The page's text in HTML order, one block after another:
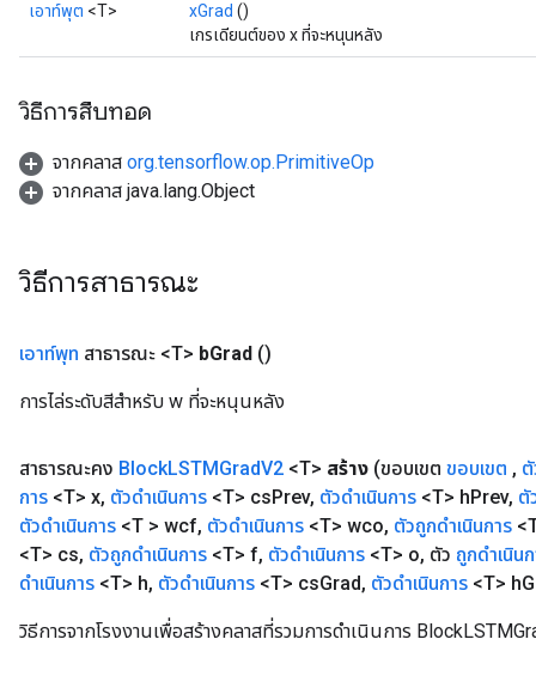
เอาท์พุต <T> xGrad ()
เกรเดียนต์ของ x ที่จะหนุนหลัง
วิธีการสืบทอด
จากคลาส org.tensorflow.op.PrimitiveOp
จากคลาส java.lang.Object
วิธีการสาธารณะ
เอาท์พุท สาธารณะ <T> bGrad ()
การไล่ระดับสีสำหรับ w ที่จะหนุนหลัง
สาธารณะคง BlockLSTMGradV2 <T> สร้าง (ขอบเขต ขอบเขต , ตั
การ <T> x, ตัวดำเนินการ <T> csPrev, ตัวดำเนินการ <T> hPrev, ตั
ตัวดำเนินการ <T > wcf, ตัวดำเนินการ <T> wco, ตัวถูกดำเนินการ
<T> cs, ตัวถูกดำเนินการ <T> f, ตัวดำเนินการ <T> o, ตัว ถูกดำเนิน
ดำเนินการ <T> h, ตัวดำเนินการ <T> csGrad, ตัวดำเนินการ <T> h
วิธีการจากโรงงานเพื่อสร้างคลาสที่รวมการดำเนินการ